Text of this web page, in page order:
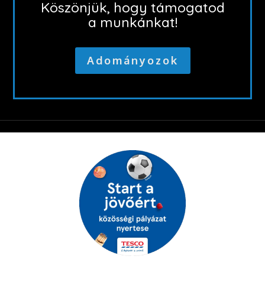
Köszönjük, hogy támogatod
a munkánkat!
Adományozok